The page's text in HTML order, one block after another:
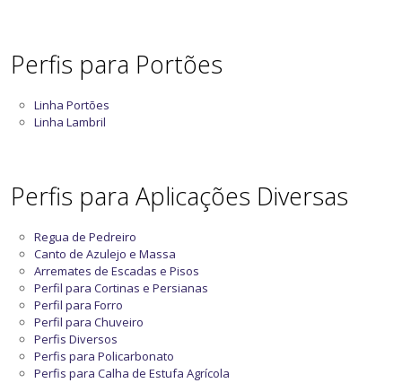
Perfis para Portões
Linha Portões
Linha Lambril
Perfis para Aplicações Diversas
Regua de Pedreiro
Canto de Azulejo e Massa
Arremates de Escadas e Pisos
Perfil para Cortinas e Persianas
Perfil para Forro
Perfil para Chuveiro
Perfis Diversos
Perfis para Policarbonato
Perfis para Calha de Estufa Agrícola